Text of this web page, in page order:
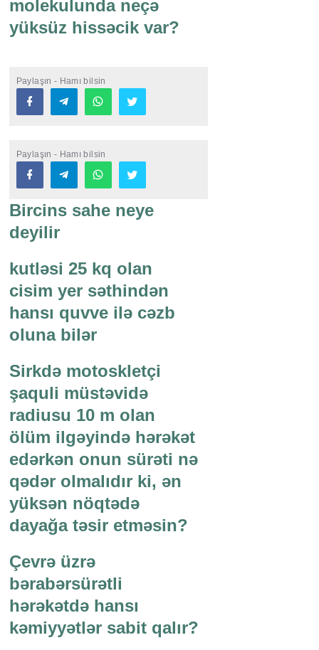
molekulunda neçə
yüksüz hissəcik var?
Paylaşın - Hamı bilsin
Paylaşın - Hamı bilsin
Bircins sahe neye
deyilir
kutləsi 25 kq olan
cisim yer səthindən
hansı quvve ilə cəzb
oluna bilər
Sirkdə motoskletçi
şaquli müstəvidə
radiusu 10 m olan
ölüm ilgəyində hərəkət
edərkən onun sürəti nə
qədər olmalıdır ki, ən
yüksən nöqtədə
dayağa təsir etməsin?
Çevrə üzrə
bərabərsürətli
hərəkətdə hansı
kəmiyyətlər sabit qalır?